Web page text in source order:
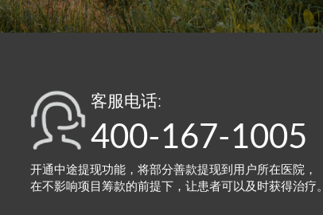
客服电话:
400-167-1005
开通中途提现功能，将部分善款提现到用户所在医院，
在不影响项目筹款的前提下，让患者可以及时获得治疗。